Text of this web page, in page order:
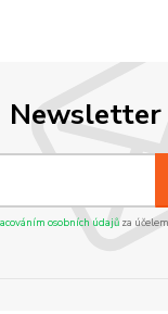
Newsletter
osobních údajůza